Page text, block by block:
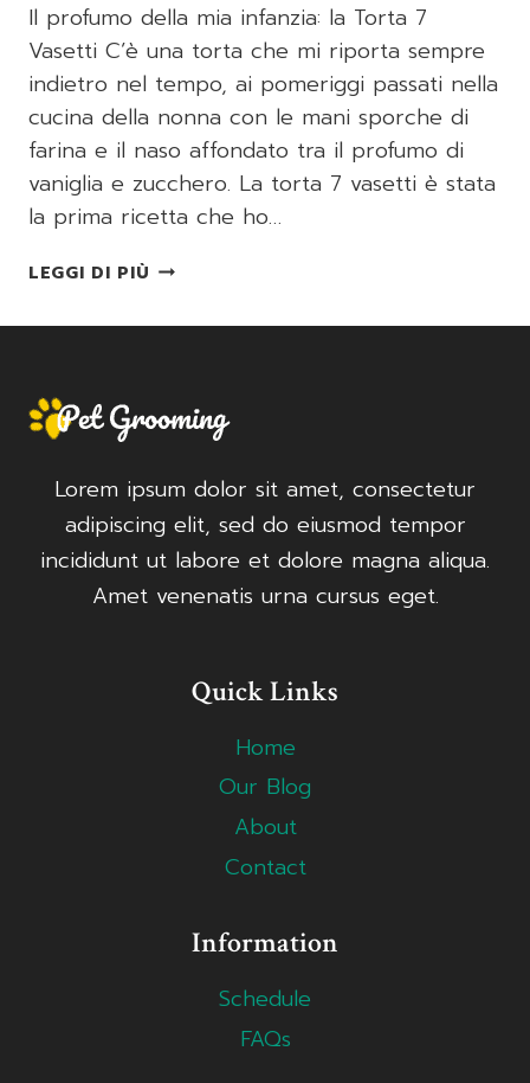
Il profumo della mia infanzia: la Torta 7
Vasetti C’è una torta che mi riporta sempre
indietro nel tempo, ai pomeriggi passati nella
cucina della nonna con le mani sporche di
farina e il naso affondato tra il profumo di
vaniglia e zucchero. La torta 7 vasetti è stata
la prima ricetta che ho…
LEGGI DI PIÙ TORTA
VASETTI
Lorem ipsum dolor sit amet, consectetur
adipiscing elit, sed do eiusmod tempor
incididunt ut labore et dolore magna aliqua.
Amet venenatis urna cursus eget.
Quick Links
Home
Our Blog
About
Contact
Information
Schedule
FAQs